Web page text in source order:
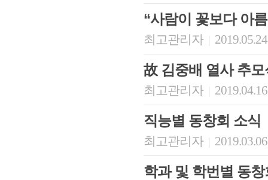
결산 공시
포토뉴
영상갤
“사람이 꽃보다 아
최고관리자
故 김중배 열사 추
최고관리자
직능별 동창회 소식
최고관리자
학과 및 학번별 동